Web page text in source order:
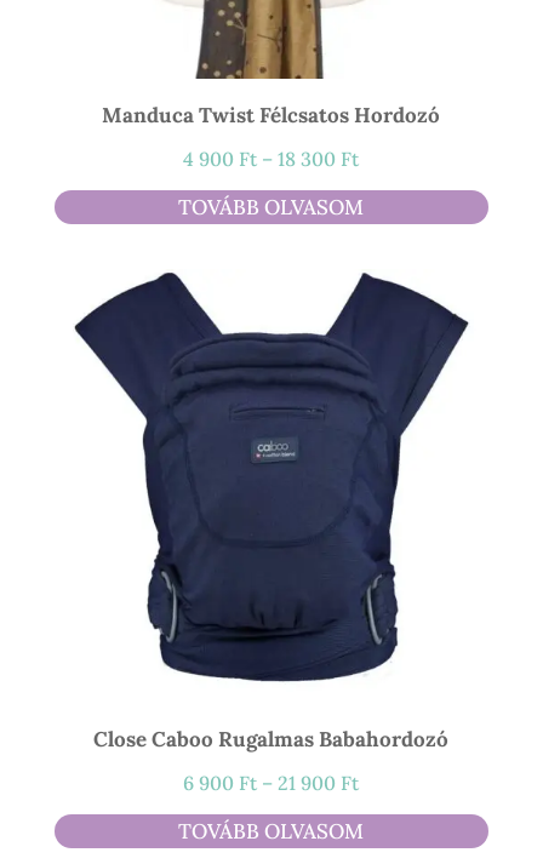
Manduca Twist Félcsatos Hordozó
4 900 Ft – 18 300 FtÁrtartomány:
4
900 Ft
TOVÁBB OLVASOM
Close Caboo Rugalmas Babahordozó
6 900 Ft – 21 900 FtÁrtartomány:
6
900 Ft
TOVÁBB OLVASOM